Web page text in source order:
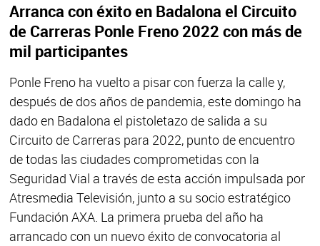
Arranca con éxito en Badalona el Circuito
de Carreras Ponle Freno 2022 con más de
mil participantes
Ponle Freno ha vuelto a pisar con fuerza la calle y,
después de dos años de pandemia, este domingo ha
dado en Badalona el pistoletazo de salida a su
Circuito de Carreras para 2022, punto de encuentro
de todas las ciudades comprometidas con la
Seguridad Vial a través de esta acción impulsada por
Atresmedia Televisión, junto a su socio estratégico
Fundación AXA. La primera prueba del año ha
arrancado con un nuevo éxito de convocatoria al